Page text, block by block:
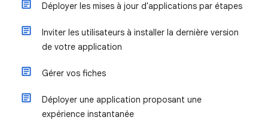
Déployer les mises à jour d'applications par étapes
Inviter les utilisateurs à installer la dernière version
de votre application
Gérer vos fiches
Déployer une application proposant une
expérience instantanée